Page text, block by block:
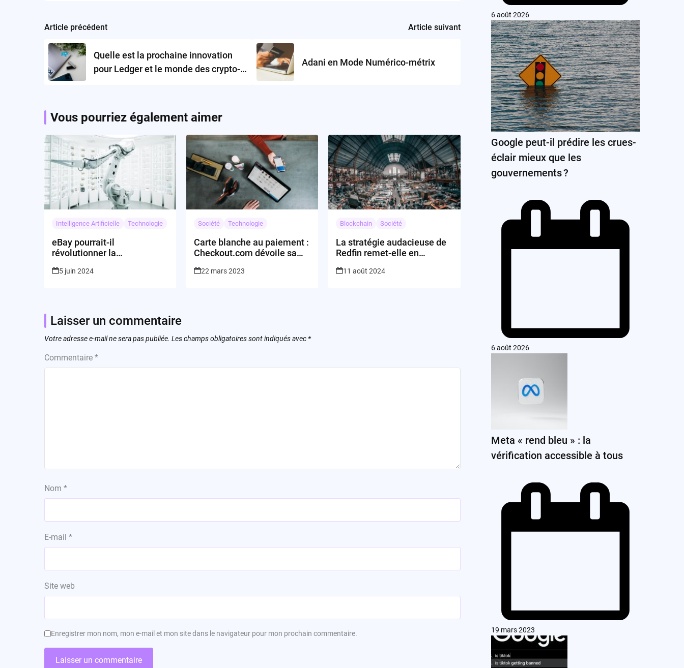
Post
navigation
Article précédent
Quelle est la prochaine innovation
pour Ledger et le monde des crypto-
Article suivant
Adani en Mode Numérico-métrix
Vous pourriez également aimer
Intelligence Artificielle Technologie
eBay pourrait-il
révolutionner la
ses vendeurs avec l’IA ?
5 juin 2024
Société Technologie
Carte blanche au paiement :
Checkout.com dévoile sa
22 mars 2023
Blockchain Société
La stratégie audacieuse de
Redfin remet-elle en
marché immobilier ?
11 août 2024
Laisser un commentaire
Votre adresse e-mail ne sera pas publiée. Les champs obligatoires sont indiqués avec *
Commentaire *
Nom *
E-mail *
Site web
Enregistrer mon nom, mon e-mail et mon site dans le navigateur pour mon prochain commentaire.
6 août 2026
Google peut-il prédire les crues-
éclair mieux que les
gouvernements ?
6 août 2026
Meta « rend bleu » : la
vérification accessible à tous
19 mars 2023